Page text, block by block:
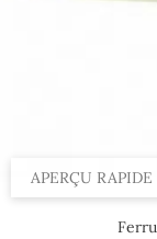
APERÇU RAPIDE